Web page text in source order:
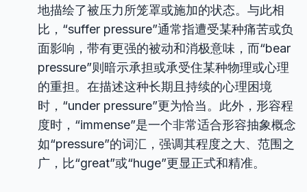
地描绘了被压力所笼罩或施加的状态。与此相
比，“suffer pressure”通常指遭受某种痛苦或负
面影响，带有更强的被动和消极意味，而“bear
pressure”则暗示承担或承受住某种物理或心理
的重担。在描述这种长期且持续的心理困境
时，“under pressure”更为恰当。此外，形容程
度时，“immense”是一个非常适合形容抽象概念
如“pressure”的词汇，强调其程度之大、范围之
广，比“great”或“huge”更显正式和精准。